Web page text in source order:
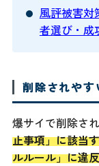
風評被害対
者選び・成
削除されやす
爆サイで削除さ
止事項」に該当
ルルール」に違